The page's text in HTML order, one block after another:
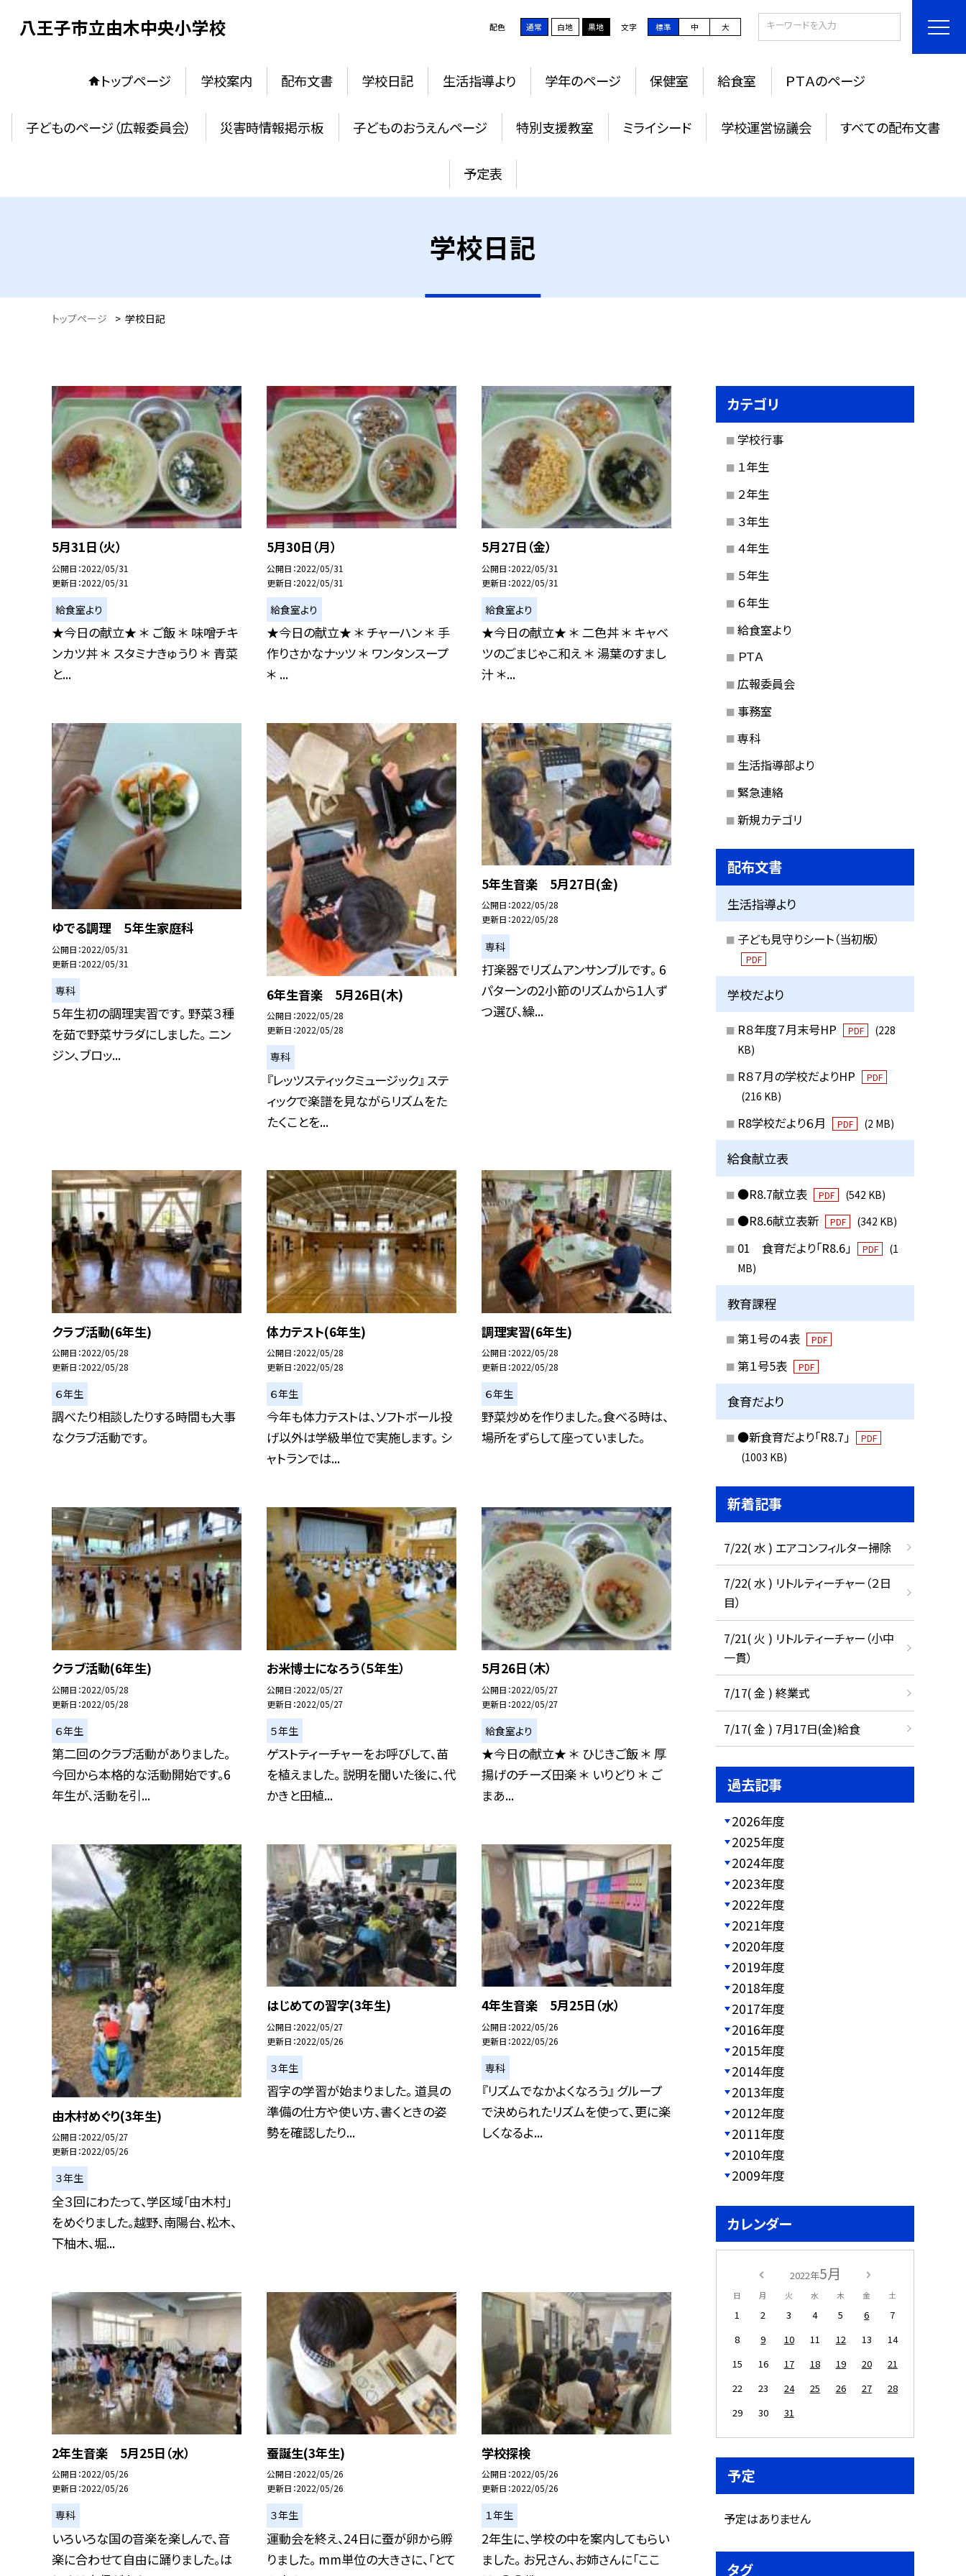
八王子市立由木中央小学校 配色 通常 白地 黒地 文字 標準 中 大
トップページ 学校案内 配布文書 学校日記 生活指導より 学年のページ 保健室 給食室 ＰＴＡのページ
子どものページ（広報委員会） 災害時情報掲示板 子どものおうえんページ 特別支援教室 ミライシード 学校運営協議会 すべての配布文書
予定表
学校日記
トップページ > 学校日記
5月31日（火）
公開日 2022/05/31
更新日 2022/05/31
給食室より
★今日の献立★ ＊ ご飯 ＊ 味噌チキ
ンカツ丼 ＊ スタミナきゅうり ＊ 青菜
と...
5月30日（月）
公開日 2022/05/31
更新日 2022/05/31
給食室より
★今日の献立★ ＊ チャーハン ＊ 手
作りさかなナッツ ＊ ワンタンスープ
＊ ...
5月27日（金）
公開日 2022/05/31
更新日 2022/05/31
給食室より
★今日の献立★ ＊ 二色丼 ＊ キャベ
ツのごまじゃこ和え ＊ 湯葉のすまし
汁 ＊...
ゆでる調理 ５年生家庭科
公開日 2022/05/31
更新日 2022/05/31
専科
５年生初の調理実習です。 野菜３種
を茹で野菜サラダにしました。 ニン
ジン、ブロッ...
6年生音楽 5月26日(木)
公開日 2022/05/28
更新日 2022/05/28
専科
『レッツスティックミュージック』 ステ
ィックで楽譜を見ながらリズムをた
たくことを...
5年生音楽 5月27日(金)
公開日 2022/05/28
更新日 2022/05/28
専科
打楽器でリズムアンサンブルです。 6
パターンの2小節のリズムから1人ず
つ選び、繰...
クラブ活動(6年生)
公開日 2022/05/28
更新日 2022/05/28
６年生
調べたり相談したりする時間も大事
なクラブ活動です。
体力テスト(6年生)
公開日 2022/05/28
更新日 2022/05/28
６年生
今年も体力テストは、ソフトボール投
げ以外は学級単位で実施します。 シ
ャトランでは...
調理実習(6年生)
公開日 2022/05/28
更新日 2022/05/28
６年生
野菜炒めを作りました。食べる時は、
場所をずらして座っていました。
クラブ活動(6年生)
公開日 2022/05/28
更新日 2022/05/28
６年生
第二回のクラブ活動がありました。
今回から本格的な活動開始です。6
年生が、活動を引...
お米博士になろう（５年生）
公開日 2022/05/27
更新日 2022/05/27
５年生
ゲストティーチャーをお呼びして、苗
を植えました。 説明を聞いた後に、代
かきと田植...
5月26日（木）
公開日 2022/05/27
更新日 2022/05/27
給食室より
★今日の献立★ ＊ ひじきご飯 ＊ 厚
揚げのチーズ田楽 ＊ いりどり ＊ ご
まあ...
由木村めぐり(3年生)
公開日 2022/05/27
更新日 2022/05/26
３年生
全３回にわたって、学区域「由木村」
をめぐりました。越野、南陽台、松木、
下柚木、堀...
はじめての習字(3年生)
公開日 2022/05/27
更新日 2022/05/26
３年生
習字の学習が始まりました。 道具の
準備の仕方や使い方、書くときの姿
勢を確認したり...
4年生音楽 5月25日（水）
公開日 2022/05/26
更新日 2022/05/26
専科
『リズムでなかよくなろう』 グループ
で決められたリズムを使って、更に楽
しくなるよ...
2年生音楽 5月25日（水）
公開日 2022/05/26
更新日 2022/05/26
専科
いろいろな国の音楽を楽しんで、音
楽に合わせて自由に踊りました。は
蚕誕生(3年生)
公開日 2022/05/26
更新日 2022/05/26
３年生
運動会を終え、24日に蚕が卵から孵
りました。 mm単位の大きさに、「とて
学校探検
公開日 2022/05/26
更新日 2022/05/26
１年生
2年生に、学校の中を案内してもらい
ました。 お兄さん、お姉さんに「ここ
カテゴリ
学校行事
１年生
２年生
３年生
４年生
５年生
６年生
給食室より
ＰＴＡ
広報委員会
事務室
専科
生活指導部より
緊急連絡
新規カテゴリ
配布文書
生活指導より
子ども見守りシート（当初版）
PDF
学校だより
R８年度７月末号HP PDF
(228
KB)
R８７月の学校だよりHP PDF
(216 KB)
R8学校だより６月 PDF (2 MB)
給食献立表
●R8.7献立表 PDF (542 KB)
●R8.6献立表新 PDF (342 KB)
01 食育だより「R8.6」 PDF
(1
MB)
教育課程
第１号の４表 PDF
第１号5表 PDF
食育だより
●新食育だより「R8.7」 PDF
(1003 KB)
新着記事
7/22( 水 ) エアコンフィルター掃除
7/22( 水 ) リトルティーチャー（２日
目）
7/21( 火 ) リトルティーチャー（小中
一貫）
7/17( 金 ) 終業式
7/17( 金 ) 7月17日(金)給食
過去記事
2026年度
2025年度
2024年度
2023年度
2022年度
2021年度
2020年度
2019年度
2018年度
2017年度
2016年度
2015年度
2014年度
2013年度
2012年度
2011年度
2010年度
2009年度
カレンダー
2022年5月
日 月 火 水 木 金 土
1 2 3 4 5 6
7
8
9 10 11 12 13
14
15
16 17 18 19 20
21
22
23 24 25 26 27
28
29
30 31
予定
予定はありません
タグ